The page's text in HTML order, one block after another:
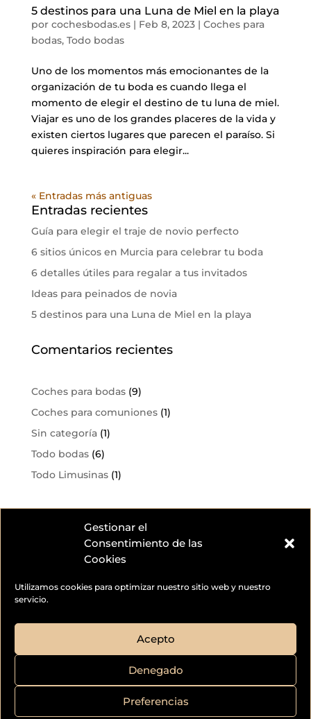
Gestionar el
Consentimiento de las
Cookies
Utilizamos cookies para optimizar nuestro sitio web y nuestro
servicio.
Acepto
Denegado
Preferencias
5 destinos para una Luna de Miel en la playa
por cochesbodas.es| Feb 8, 2023| Coches para
bodas, Todo bodas
Uno de los momentos más emocionantes de la
organización de tu boda es cuando llega el
momento de elegir el destino de tu luna de miel.
Viajar es uno de los grandes placeres de la vida y
existen ciertos lugares que parecen el paraíso. Si
quieres inspiración para elegir...
« Entradas más antiguas
Entradas recientes
Guía para elegir el traje de novio perfecto
6 sitios únicos en Murcia para celebrar tu boda
6 detalles útiles para regalar a tus invitados
Ideas para peinados de novia
5 destinos para una Luna de Miel en la playa
Comentarios recientes
Coches para bodas(9)
Coches para comuniones(1)
Sin categoría(1)
Todo bodas(6)
Todo Limusinas(1)
Limousine CC - Todos los Derechos